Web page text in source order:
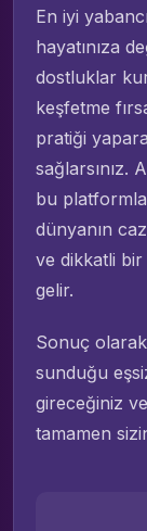
En iyi
hayatınıza
dostluklar
keşfetme
pratiği
sağlarsınız.
bu
dünyanın
ve dikkatli bir
gelir.
Sonuç
sunduğu
gireceğiniz
tamamen